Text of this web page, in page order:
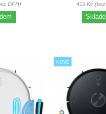
DPH) 419 Kč
NOVÉ